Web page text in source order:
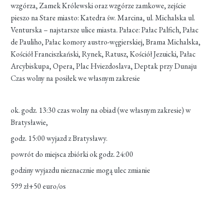
wzgórza, Zamek Królewski oraz wzgórze zamkowe, zejście
pieszo na Stare miasto: Katedra św. Marcina, ul. Michalska ul.
Venturska – najstarsze ulice miasta. Pałace: Pałac Palfich, Pałac
de Pauliho, Pałac komory austro-węgierskiej, Brama Michalska,
Kościół Franciszkański, Rynek, Ratusz, Kościół Jezuicki, Pałac
Arcybiskupa, Opera, Plac Hviezdoslava, Deptak przy Dunaju
Czas wolny na posiłek we własnym zakresie
ok. godz. 13:30 czas wolny na obiad (we własnym zakresie) w
Bratysławie,
godz. 15:00 wyjazd z Bratysławy.
powrót do miejsca zbiórki ok godz. 24:00
godziny wyjazdu nieznacznie mogą ulec zmianie
599 zł+50 euro/os